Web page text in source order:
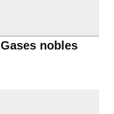
Gases nobles